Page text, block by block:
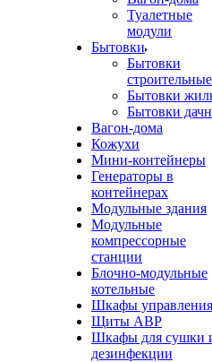
Туалетные
модули
Бытовки
Бытовки
строительные
Бытовки
Бытовки
Вагон-дома
Кожухи
Мини-контейнеры
Генераторы в
контейнерах
Модульные здания
Модульные
компрессорные
станции
Блочно-модульные
котельные
Шкафы управления
Щиты АВР
Шкафы для сушки
дезинфекции